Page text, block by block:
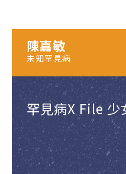
罕見病X File 少
陳嘉敏
未知罕見病